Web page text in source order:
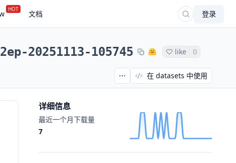
HOT 文档 登录
20251113-105745 like 0
在 datasets 中使用
详细信息
最近一个月下载量
7